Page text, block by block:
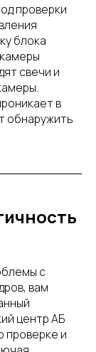
проверки
блока
свечи и
в
обнаружить
с
вам
центр АБ
проверке и